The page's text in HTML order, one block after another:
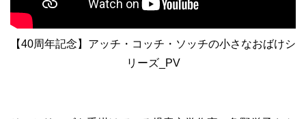
【40周年記念】アッチ・コッチ・ソッチの小さなおばけシ
リーズ_PV